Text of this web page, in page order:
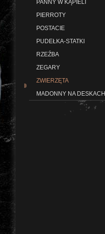
PANNY W KĄPIELI
PIERROTY
POSTACIE
PUDEŁKA-STATKI
RZEŹBA
ZEGARY
ZWIERZĘTA
MADONNY NA DESKACH